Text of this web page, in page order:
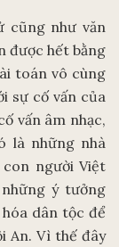
cũng như văn
được hết bằng
toán vô cùng
sự cố vấn của
vấn âm nhạc,
là những nhà
con người Việt
ý tưởng
dân tộc để
An. Vì thế đây